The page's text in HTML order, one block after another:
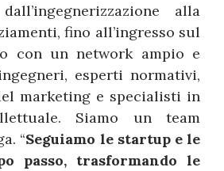
alla
fino all’ingresso sul
con un network ampio e
esperti normativi,
marketing e specialisti in
Siamo un team
“Seguiamo le startup e le
passo, trasformando le